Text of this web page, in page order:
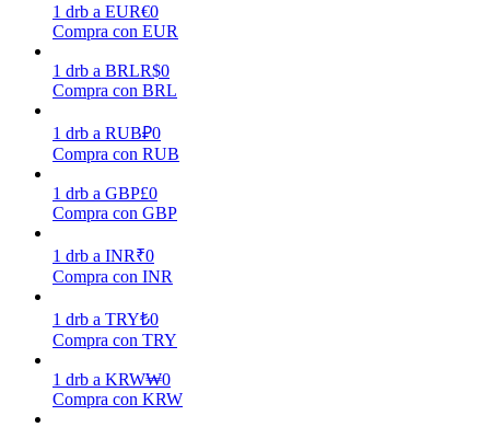
Power Piggy
1 drb a EUR€0
Compra con EUR
1 drb a BRLR$0
Compra con BRL
1 drb a RUB₽0
Compra con RUB
1 drb a GBP£0
Compra con GBP
1 drb a INR₹0
Compra con INR
1 drb a TRY₺0
Compra con TRY
1 drb a KRW₩0
Compra con KRW